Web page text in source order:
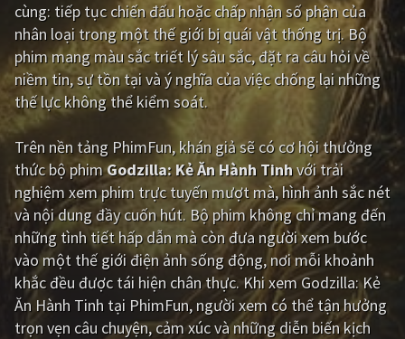
Giật gân Gia đình
Bí ẩn Lịch sử
Viễn Tây Tiểu sử
GameShow
QUỐC GIA
Âu - Mỹ Trung Quốc - Hồng Kông
Hàn Quốc Nhật Bản
Ấn Độ Việt Nam
Tổng hợp
cùng: tiếp tục chiến đấu hoặc chấp nhận số phận của
nhân loại trong một thế giới bị quái vật thống trị. Bộ
phim mang màu sắc triết lý sâu sắc, đặt ra câu hỏi về
niềm tin, sự tồn tại và ý nghĩa của việc chống lại những
thế lực không thể kiểm soát.
Trên nền tảng PhimFun, khán giả sẽ có cơ hội thưởng
thức bộ phimGodzilla: Kẻ Ăn Hành Tinhvới trải
nghiệm xem phim trực tuyến mượt mà, hình ảnh sắc nét
và nội dung đầy cuốn hút. Bộ phim không chỉ mang đến
những tình tiết hấp dẫn mà còn đưa người xem bước
vào một thế giới điện ảnh sống động, nơi mỗi khoảnh
khắc đều được tái hiện chân thực. Khi xem Godzilla: Kẻ
Ăn Hành Tinh tại PhimFun, người xem có thể tận hưởng
trọn vẹn câu chuyện, cảm xúc và những diễn biến kịch